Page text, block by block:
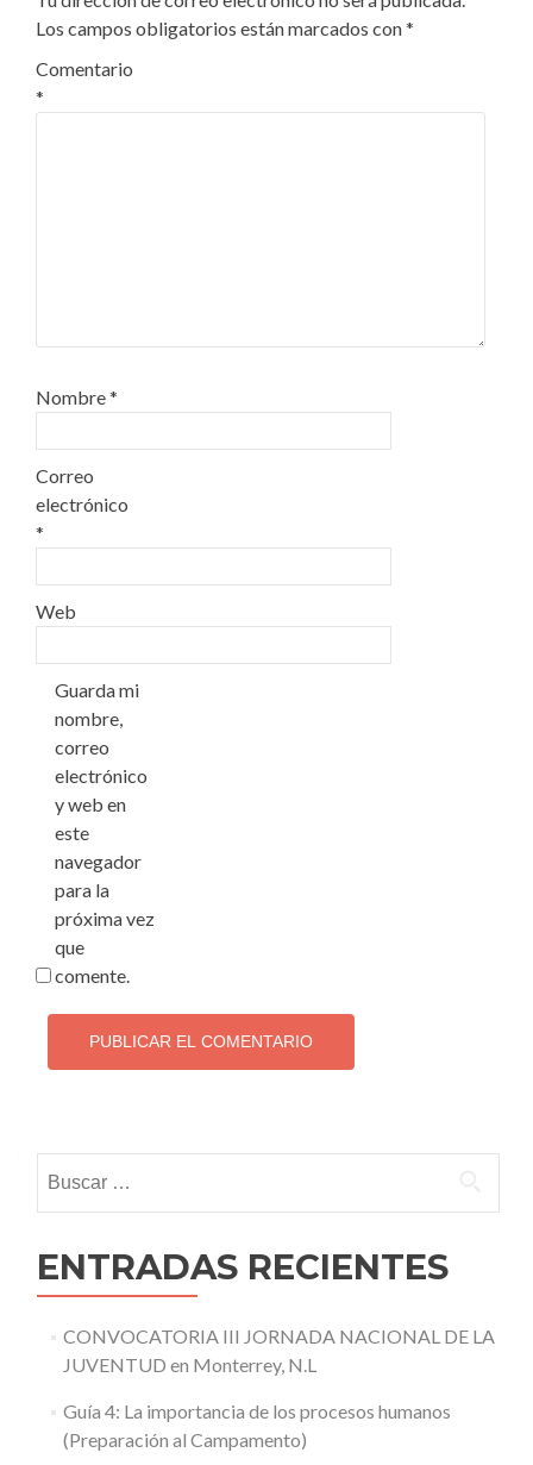
Los campos obligatorios están marcados con*
Comentario
*
Nombre*
Correo
electrónico
*
Web
Guarda mi
nombre,
correo
electrónico
y web en
este
navegador
para la
próxima vez
que
comente.
ENTRADAS RECIENTES
CONVOCATORIA III JORNADA NACIONAL DE LA
JUVENTUD en Monterrey, N.L
Guía 4: La importancia de los procesos humanos
(Preparación al Campamento)